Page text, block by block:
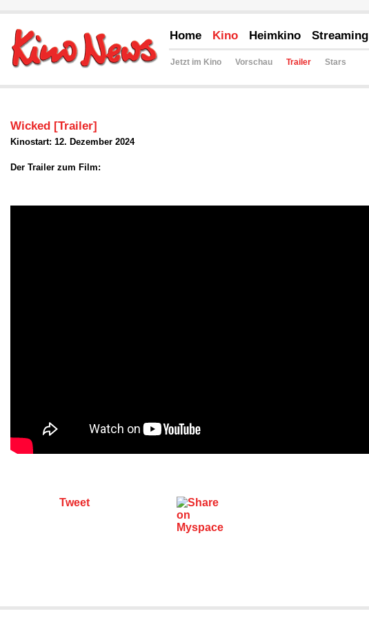
Home Kino Heimkino Streaming
Jetzt im Kino Vorschau Trailer Stars
Wicked [Trailer]
Kinostart: 12. Dezember 2024
Der Trailer zum Film:
Tweet